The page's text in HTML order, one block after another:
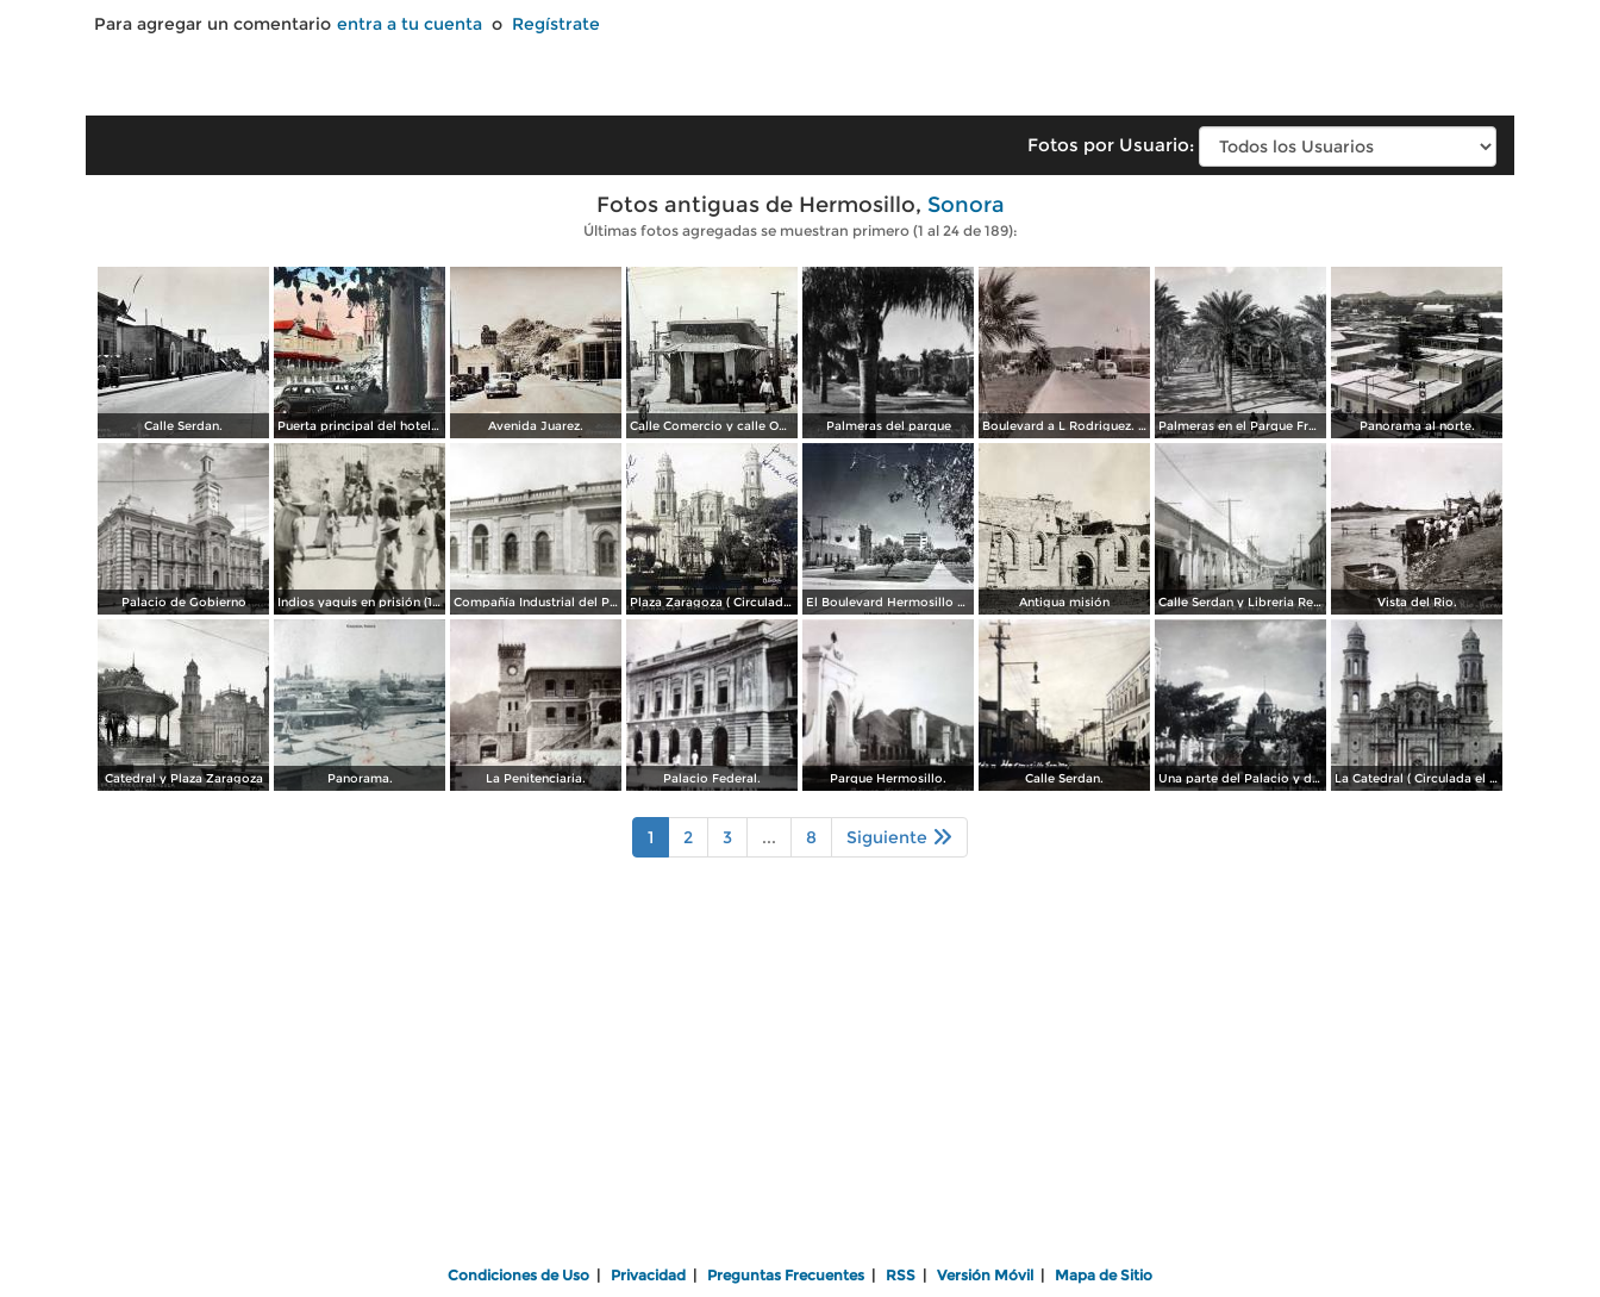
Para agregar un comentario entra a tu cuenta o Regístrate
Fotos por Usuario:
Fotos antiguas de Hermosillo, Sonora
Últimas fotos agregadas se muestran primero (1 al 24 de 189):
Calle Serdan. Puerta principal del hotel Ramos. ( Circulada el 29 de Enero de 1942 ). Avenida Juarez. Calle Comercio y calle Obregon. Palmeras del parque Boulevard a L Rodriguez. ( Circulada el 7 de Agosto de 1961 ). Palmeras en el Parque Francisco I Madero. Panorama al norte.
Palacio de Gobierno Indios yaquis en prisión (1908) Compañía Industrial del Pacífico (1908) Plaza Zaragoza ( Circulada el 27 de Enero de 1913 ). El Boulevard Hermosillo Sonora. Antigua misión Calle Serdan y Libreria Renacimiento. Vista del Rio.
Catedral y Plaza Zaragoza Panorama. La Penitenciaria. Palacio Federal. Parque Hermosillo. Calle Serdan. Una parte del Palacio y de la Plaza ( Circulada el 9 de Enero de 1911 ). La Catedral ( Circulada el 9 de Enero de 1911 ).
1 2 3 ... 8 Siguiente
Condiciones de Uso Privacidad Preguntas Frecuentes RSS Versión Móvil Mapa de Sitio